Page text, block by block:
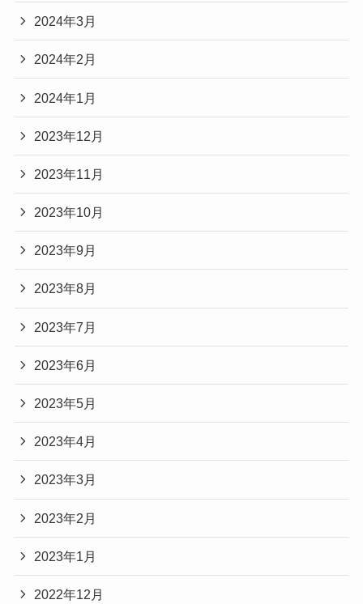
2024年3月
2024年2月
2024年1月
2023年12月
2023年11月
2023年10月
2023年9月
2023年8月
2023年7月
2023年6月
2023年5月
2023年4月
2023年3月
2023年2月
2023年1月
2022年12月